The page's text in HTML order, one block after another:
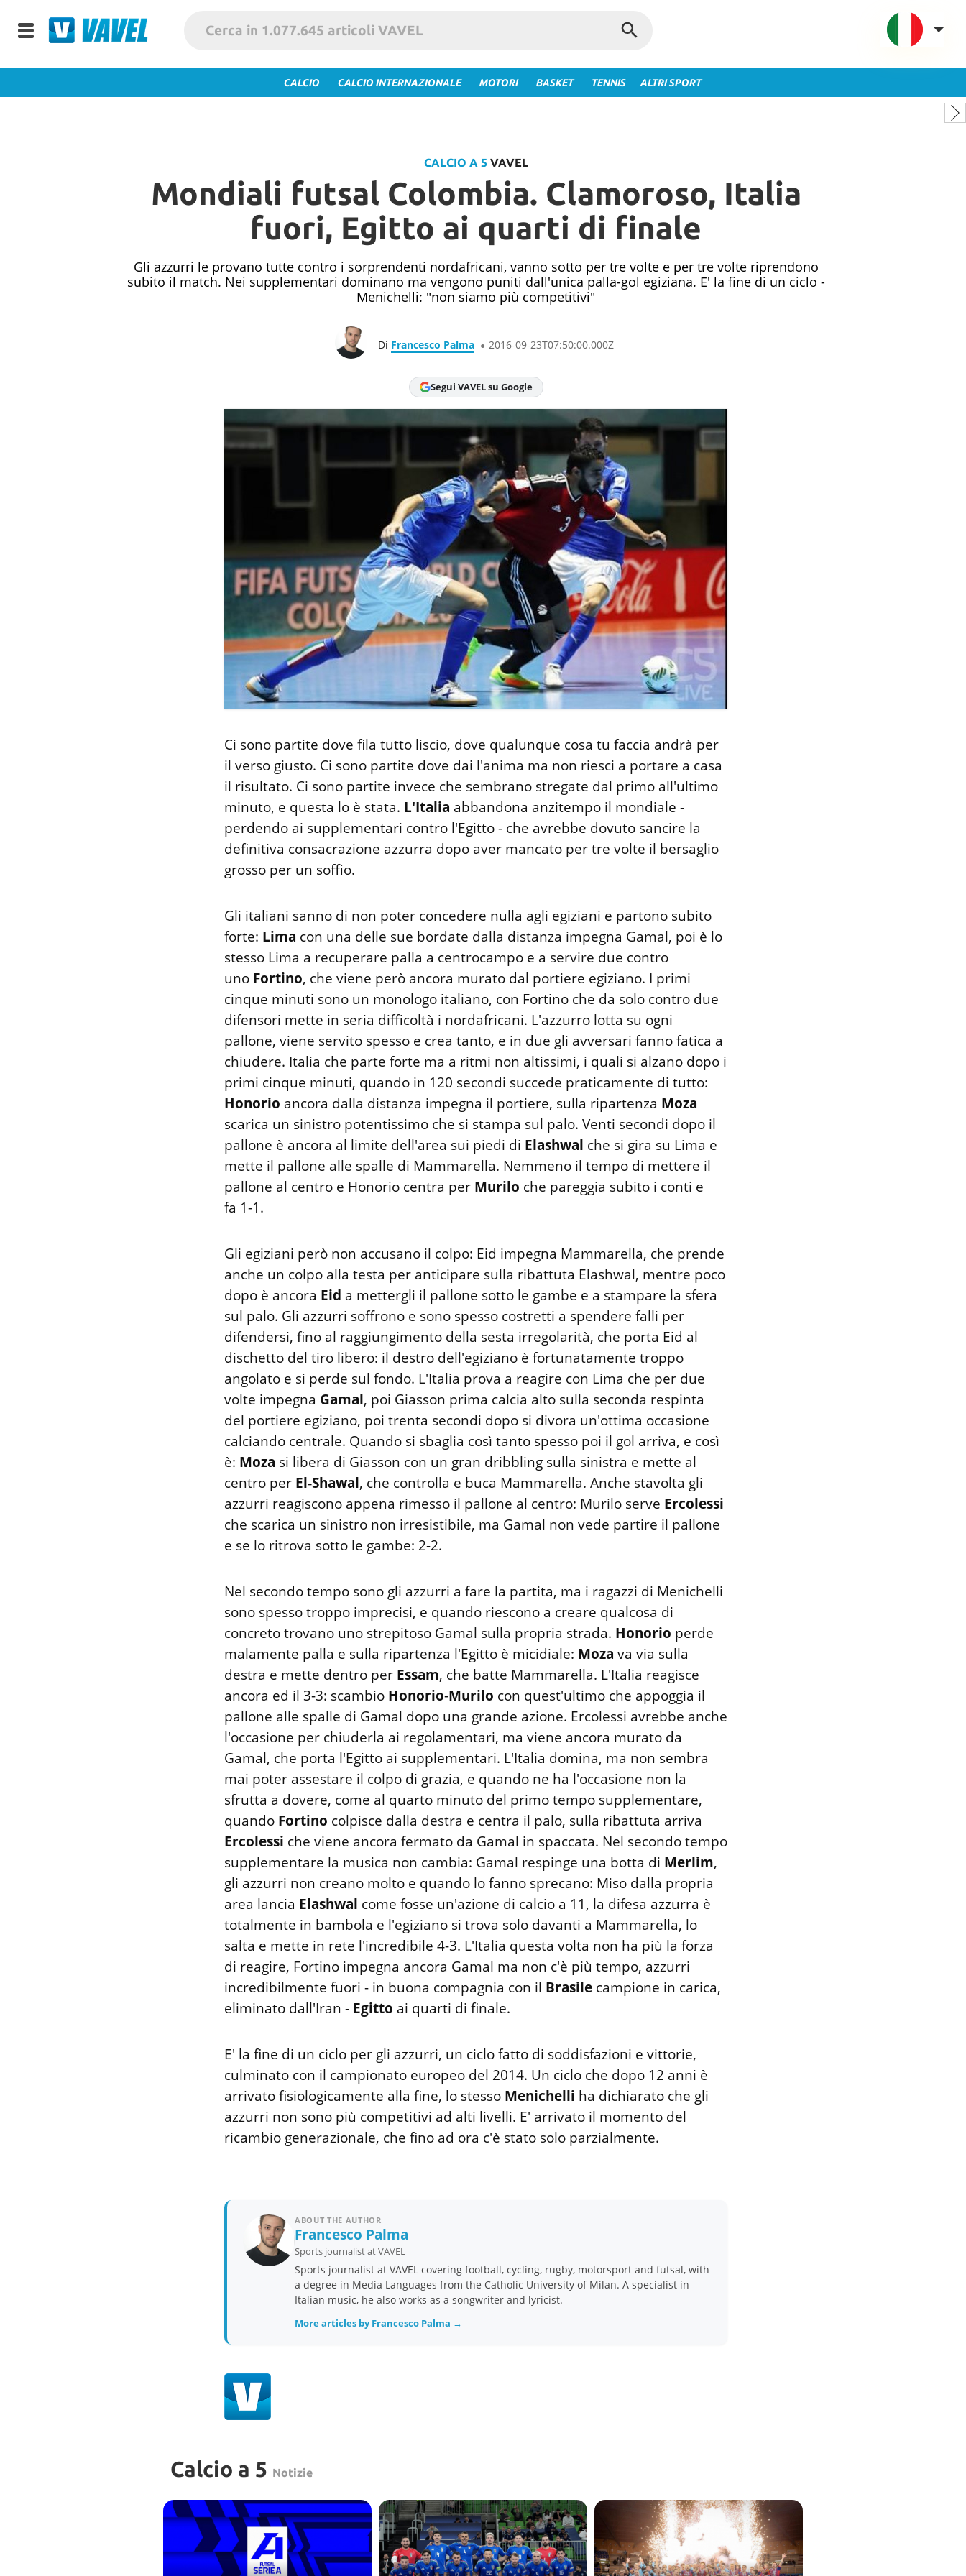
CALCIO CALCIO INTERNAZIONALE MOTORI BASKET TENNIS ALTRI SPORT
CALCIO A 5VAVEL
Mondiali futsal Colombia. Clamoroso, Italia
fuori, Egitto ai quarti di finale
Gli azzurri le provano tutte contro i sorprendenti nordafricani, vanno sotto per tre volte e per tre volte riprendono
subito il match. Nei supplementari dominano ma vengono puniti dall'unica palla-gol egiziana. E' la fine di un ciclo -
Menichelli: "non siamo più competitivi"
Di Francesco Palma 2016-09-23T07:50:00.000Z
Segui VAVEL su Google
Ci sono partite dove fila tutto liscio, dove qualunque cosa tu faccia andrà per
il verso giusto. Ci sono partite dove dai l'anima ma non riesci a portare a casa
il risultato. Ci sono partite invece che sembrano stregate dal primo all'ultimo
minuto, e questa lo è stata. L'Italia abbandona anzitempo il mondiale -
perdendo ai supplementari contro l'Egitto - che avrebbe dovuto sancire la
definitiva consacrazione azzurra dopo aver mancato per tre volte il bersaglio
grosso per un soffio.
Gli italiani sanno di non poter concedere nulla agli egiziani e partono subito
forte: Lima con una delle sue bordate dalla distanza impegna Gamal, poi è lo
stesso Lima a recuperare palla a centrocampo e a servire due contro
uno Fortino, che viene però ancora murato dal portiere egiziano. I primi
cinque minuti sono un monologo italiano, con Fortino che da solo contro due
difensori mette in seria difficoltà i nordafricani. L'azzurro lotta su ogni
pallone, viene servito spesso e crea tanto, e in due gli avversari fanno fatica a
chiudere. Italia che parte forte ma a ritmi non altissimi, i quali si alzano dopo i
primi cinque minuti, quando in 120 secondi succede praticamente di tutto:
Honorio ancora dalla distanza impegna il portiere, sulla ripartenza Moza
scarica un sinistro potentissimo che si stampa sul palo. Venti secondi dopo il
pallone è ancora al limite dell'area sui piedi di Elashwal che si gira su Lima e
mette il pallone alle spalle di Mammarella. Nemmeno il tempo di mettere il
pallone al centro e Honorio centra per Murilo che pareggia subito i conti e
fa 1-1.
Gli egiziani però non accusano il colpo: Eid impegna Mammarella, che prende
anche un colpo alla testa per anticipare sulla ribattuta Elashwal, mentre poco
dopo è ancora Eid a mettergli il pallone sotto le gambe e a stampare la sfera
sul palo. Gli azzurri soffrono e sono spesso costretti a spendere falli per
difendersi, fino al raggiungimento della sesta irregolarità, che porta Eid al
dischetto del tiro libero: il destro dell'egiziano è fortunatamente troppo
angolato e si perde sul fondo. L'Italia prova a reagire con Lima che per due
volte impegna Gamal, poi Giasson prima calcia alto sulla seconda respinta
del portiere egiziano, poi trenta secondi dopo si divora un'ottima occasione
calciando centrale. Quando si sbaglia così tanto spesso poi il gol arriva, e così
è: Moza si libera di Giasson con un gran dribbling sulla sinistra e mette al
centro per El-Shawal, che controlla e buca Mammarella. Anche stavolta gli
azzurri reagiscono appena rimesso il pallone al centro: Murilo serve Ercolessi
che scarica un sinistro non irresistibile, ma Gamal non vede partire il pallone
e se lo ritrova sotto le gambe: 2-2.
Nel secondo tempo sono gli azzurri a fare la partita, ma i ragazzi di Menichelli
sono spesso troppo imprecisi, e quando riescono a creare qualcosa di
concreto trovano uno strepitoso Gamal sulla propria strada. Honorio perde
malamente palla e sulla ripartenza l'Egitto è micidiale: Moza va via sulla
destra e mette dentro per Essam, che batte Mammarella. L'Italia reagisce
ancora ed il 3-3: scambio Honorio-Murilo con quest'ultimo che appoggia il
pallone alle spalle di Gamal dopo una grande azione. Ercolessi avrebbe anche
l'occasione per chiuderla ai regolamentari, ma viene ancora murato da
Gamal, che porta l'Egitto ai supplementari. L'Italia domina, ma non sembra
mai poter assestare il colpo di grazia, e quando ne ha l'occasione non la
sfrutta a dovere, come al quarto minuto del primo tempo supplementare,
quando Fortino colpisce dalla destra e centra il palo, sulla ribattuta arriva
Ercolessi che viene ancora fermato da Gamal in spaccata. Nel secondo tempo
supplementare la musica non cambia: Gamal respinge una botta di Merlim,
gli azzurri non creano molto e quando lo fanno sprecano: Miso dalla propria
area lancia Elashwal come fosse un'azione di calcio a 11, la difesa azzurra è
totalmente in bambola e l'egiziano si trova solo davanti a Mammarella, lo
salta e mette in rete l'incredibile 4-3. L'Italia questa volta non ha più la forza
di reagire, Fortino impegna ancora Gamal ma non c'è più tempo, azzurri
incredibilmente fuori - in buona compagnia con il Brasile campione in carica,
eliminato dall'Iran - Egitto ai quarti di finale.
E' la fine di un ciclo per gli azzurri, un ciclo fatto di soddisfazioni e vittorie,
culminato con il campionato europeo del 2014. Un ciclo che dopo 12 anni è
arrivato fisiologicamente alla fine, lo stesso Menichelli ha dichiarato che gli
azzurri non sono più competitivi ad alti livelli. E' arrivato il momento del
ricambio generazionale, che fino ad ora c'è stato solo parzialmente.
ABOUT THE AUTHOR
Francesco Palma
Sports journalist at VAVEL
Sports journalist at VAVEL covering football, cycling, rugby, motorsport and futsal, with
a degree in Media Languages from the Catholic University of Milan. A specialist in
Italian music, he also works as a songwriter and lyricist.
More articles by Francesco Palma →
Calcio a 5 Notizie